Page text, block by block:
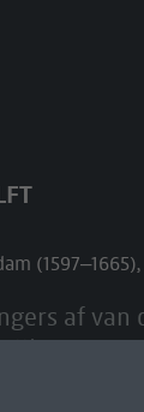
af van
mee